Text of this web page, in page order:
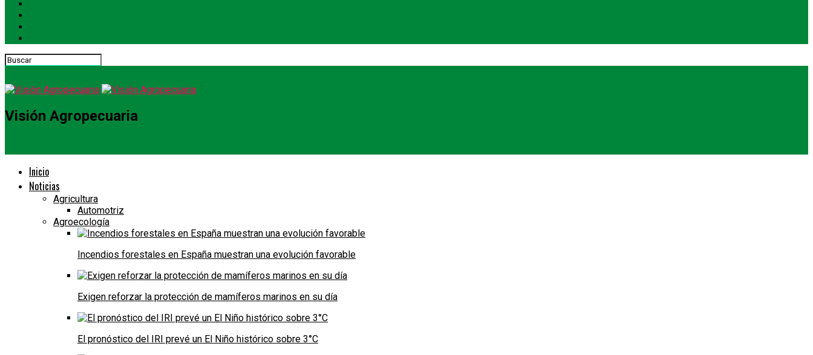
Visión Agropecuaria
Inicio
Noticias
Agricultura
Automotriz
Agroecología
Incendios forestales en España muestran una evolución favorable
Exigen reforzar la protección de mamíferos marinos en su día
El pronóstico del IRI prevé un El Niño histórico sobre 3°C